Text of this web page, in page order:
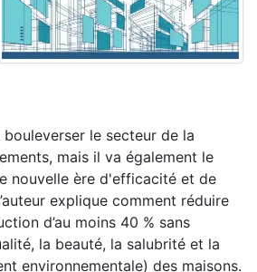
le secteur de la
mais il va également le
nouvelle ère d'efficacité et de
explique comment réduire
d’au moins 40 % sans
la beauté, la salubrité et la
environnementale) des maisons.